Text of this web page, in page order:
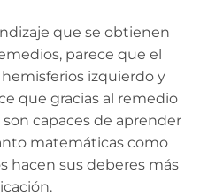
que se obtienen
parece que el
izquierdo y
que gracias al remedio
capaces de aprender
matemáticas como
hacen sus deberes más